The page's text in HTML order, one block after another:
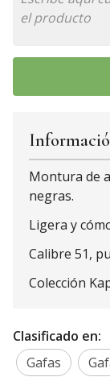
Montura de
negras.
Ligera y
Calibre 51,
Colección
Clasificado en:
Gafas